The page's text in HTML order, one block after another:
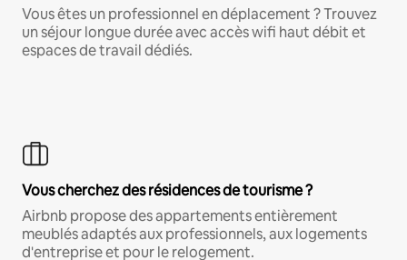
Vous êtes un professionnel en déplacement ? Trouvez
un séjour longue durée avec accès wifi haut débit et
espaces de travail dédiés.
Vous cherchez des résidences de tourisme ?
Airbnb propose des appartements entièrement
meublés adaptés aux professionnels, aux logements
d'entreprise et pour le relogement.